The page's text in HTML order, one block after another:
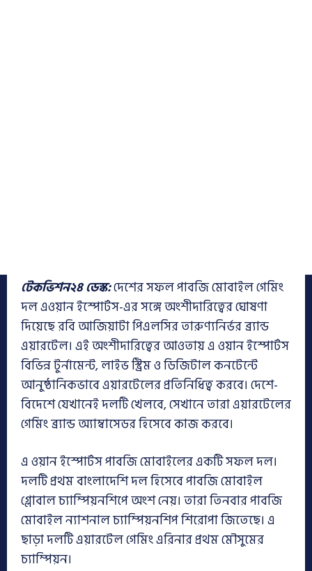
টেকভিশন২৪ ডেস্ক:দেশের সফল পাবজি মোবাইল গেমিং
দল এওয়ান ইস্পোর্টস-এর সঙ্গে অংশীদারিত্বের ঘোষণা
দিয়েছে রবি আজিয়াটা পিএলসির তারুণ্যনির্ভর ব্র্যান্ড
এয়ারটেল। এই অংশীদারিত্বের আওতায় এ ওয়ান ইস্পোর্টস
বিভিন্ন টুর্নামেন্ট, লাইভ স্ট্রিম ও ডিজিটাল কনটেন্টে
আনুষ্ঠানিকভাবে এয়ারটেলের প্রতিনিধিত্ব করবে। দেশে-
বিদেশে যেখানেই দলটি খেলবে, সেখানে তারা এয়ারটেলের
গেমিং ব্র্যান্ড অ্যাম্বাসেডর হিসেবে কাজ করবে।
এ ওয়ান ইস্পোর্টস পাবজি মোবাইলের একটি সফল দল।
দলটি প্রথম বাংলাদেশি দল হিসেবে পাবজি মোবাইল
গ্লোবাল চ্যাম্পিয়নশিপে অংশ নেয়। তারা তিনবার পাবজি
মোবাইল ন্যাশনাল চ্যাম্পিয়নশিপ শিরোপা জিতেছে। এ
ছাড়া দলটি এয়ারটেল গেমিং এরিনার প্রথম মৌসুমের
চ্যাম্পিয়ন।